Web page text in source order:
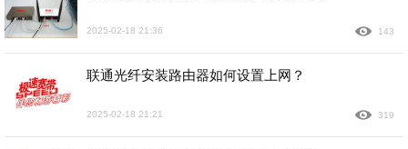
2025-02-18 21:36 143
联通光纤安装路由器如何设置上网？
2025-02-18 21:21 319